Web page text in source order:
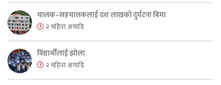
चालक–सहचालकलाई दश लाखको दुर्घटना बिमा
२ महिना अगाडि
विद्यार्थीलाई झोला
२ महिना अगाडि